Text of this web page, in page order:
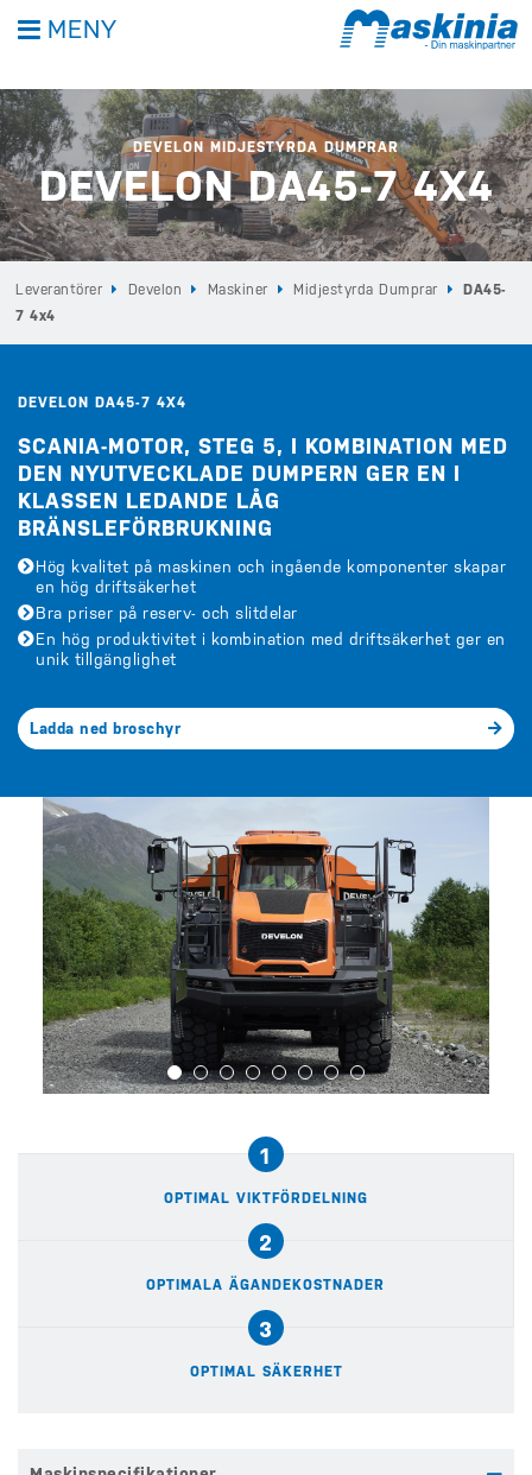
MENY
DEVELON MIDJESTYRDA DUMPRAR
DEVELON DA45-7 4X4
Leverantörer Develon Maskiner Midjestyrda Dumprar
DA45-
7 4x4
DEVELON DA45-7 4X4
SCANIA-MOTOR, STEG 5, I KOMBINATION MED
DEN NYUTVECKLADE DUMPERN GER EN I
KLASSEN LEDANDE LÅG
BRÄNSLEFÖRBRUKNING
Hög kvalitet på maskinen och ingående komponenter skapar
en hög driftsäkerhet
Bra priser på reserv- och slitdelar
En hög produktivitet i kombination med driftsäkerhet ger en
unik tillgänglighet
Ladda ned broschyr
1
OPTIMAL VIKTFÖRDELNING
2
OPTIMALA ÄGANDEKOSTNADER
3
OPTIMAL SÄKERHET